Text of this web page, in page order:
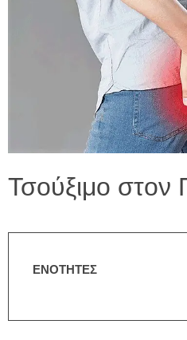
Τσούξιμο στον
ΕΝΟΤΗΤΕΣ